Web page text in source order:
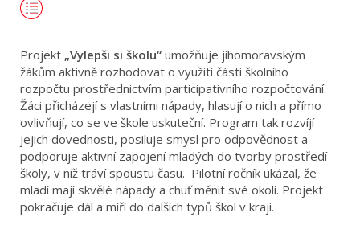
Projekt „Vylepši si školu“ umožňuje jihomoravským
žákům aktivně rozhodovat o využití části školního
rozpočtu prostřednictvím participativního rozpočtování.
Žáci přicházejí s vlastními nápady, hlasují o nich a přímo
ovlivňují, co se ve škole uskuteční. Program tak rozvíjí
jejich dovednosti, posiluje smysl pro odpovědnost a
podporuje aktivní zapojení mladých do tvorby prostředí
školy, v níž tráví spoustu času. Pilotní ročník ukázal, že
mladí mají skvělé nápady a chuť měnit své okolí. Projekt
pokračuje dál a míří do dalších typů škol v kraji.